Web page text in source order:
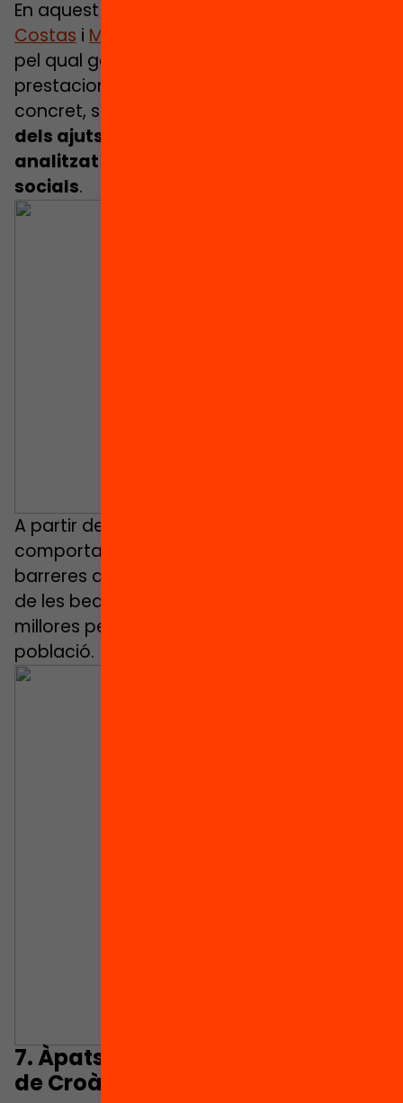
En aquest capítol, les economistes
Costas i Maria Sánchez
pel qual gent que té dret a determinades
prestacions socials, no hi accedeix. En
concret, se centren en
dels ajuts educatius, molt menys
analitzat que el d’altres prestacions
socials.
A partir de l’anàlisi de les ciències del
comportament identifiquen les principals
barreres que afavoreixen el NTU en concret
de les beques menjador i proposen
millores per afavorir que arribin a més
població.
7.Àpats escolars gratuïts: el cas
de Croàcia